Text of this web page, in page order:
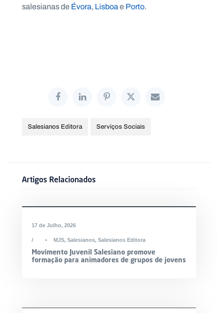
salesianas de Évora, Lisboae Porto.
Salesianos Editora Serviços Sociais
Artigos Relacionados
17 de Julho, 2026
• MJS, Salesianos, Salesianos Editora
Movimento Juvenil Salesiano promove
formação para animadores de grupos de jovens